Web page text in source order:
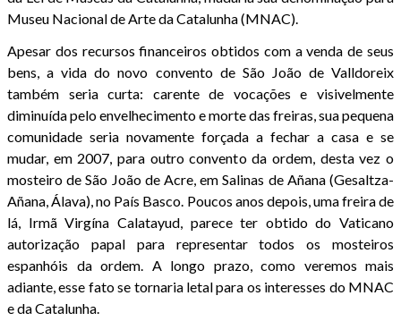
Museu Nacional de Arte da Catalunha (MNAC).
Apesar dos recursos financeiros obtidos com a venda de seus
bens, a vida do novo convento de São João de Valldoreix
também seria curta: carente de vocações e visivelmente
diminuída pelo envelhecimento e morte das freiras, sua pequena
comunidade seria novamente forçada a fechar a casa e se
mudar, em 2007, para outro convento da ordem, desta vez o
mosteiro de São João de Acre, em Salinas de Añana (Gesaltza-
Añana, Álava), no País Basco. Poucos anos depois, uma freira de
lá, Irmã Virgína Calatayud, parece ter obtido do Vaticano
autorização papal para representar todos os mosteiros
espanhóis da ordem. A longo prazo, como veremos mais
adiante, esse fato se tornaria letal para os interesses do MNAC
e da Catalunha.